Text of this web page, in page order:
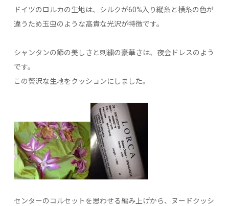
ドイツのロルカの生地は、シルクが60%入り縦糸と横糸の色が
違うため玉虫のような高貴な光沢が特徴です。
シャンタンの節の美しさと刺繍の豪華さは、夜会ドレスのよう
です。
この贅沢な生地をクッションにしました。
センターのコルセットを思わせる編み上げから、ヌードクッシ